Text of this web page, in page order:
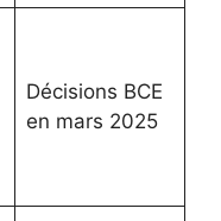
Décisions BCE
en mars 2025